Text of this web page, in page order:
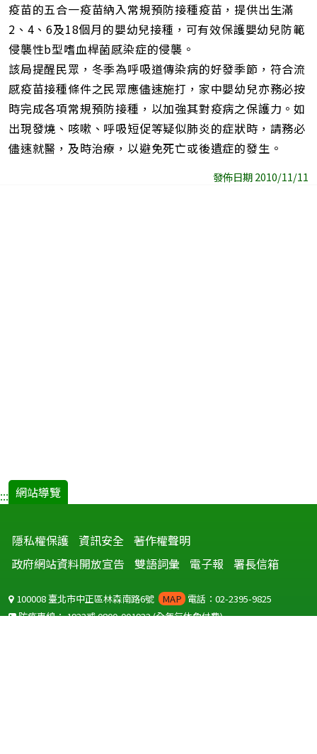
疫苗的五合一疫苗納入常規預防接種疫苗，提供出生滿
2、4、6及18個月的嬰幼兒接種，可有效保護嬰幼兒防範
侵襲性b型嗜血桿菌感染症的侵襲。
該局提醒民眾，冬季為呼吸道傳染病的好發季節，符合流
感疫苗接種條件之民眾應儘速施打，家中嬰幼兒亦務必按
時完成各項常規預防接種，以加強其對疫病之保護力。如
出現發燒、咳嗽、呼吸短促等疑似肺炎的症狀時，請務必
儘速就醫，及時治療，以避免死亡或後遺症的發生。
發佈日期 2010/11/11
::: 網站導覽
隱私權保護 資訊安全 著作權聲明
政府網站資料開放宣告
雙語詞彙 電子報 署長信箱
100008 臺北市中正區林森南路6號 MAP 電話：02-2395-9825
防疫專線：1922或0800-001922(全年無休免付費)